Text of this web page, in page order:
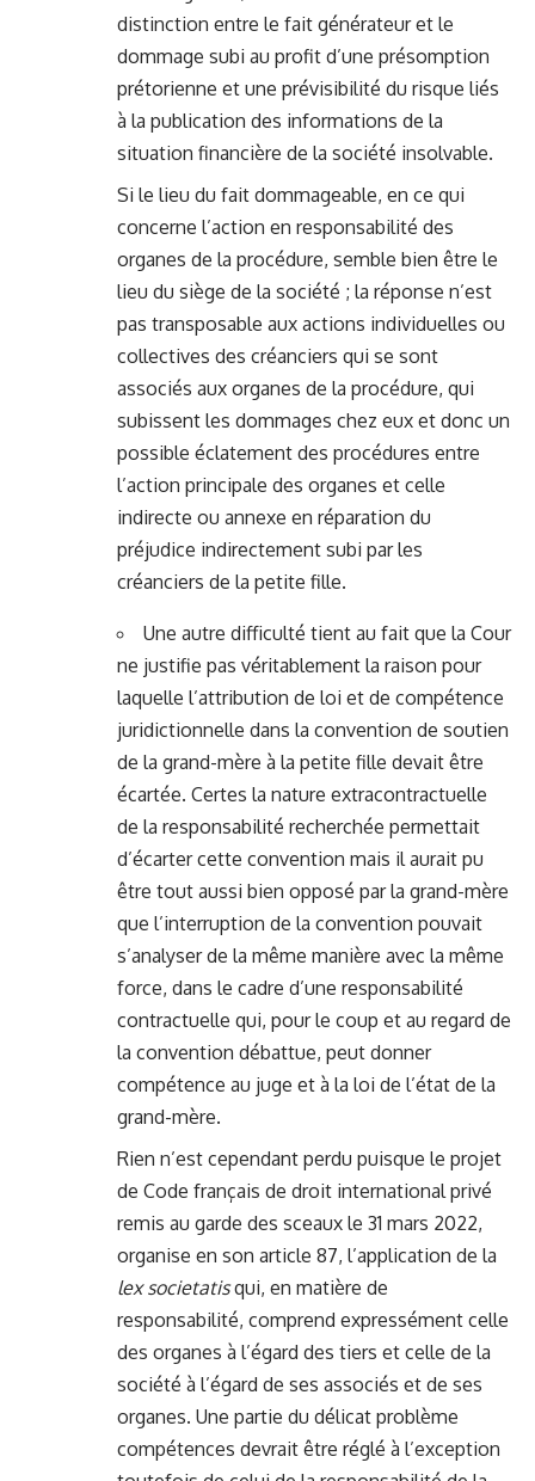
distinction entre le fait générateur et le
dommage subi au profit d’une présomption
prétorienne et une prévisibilité du risque liés
à la publication des informations de la
situation financière de la société insolvable.
Si le lieu du fait dommageable, en ce qui
concerne l’action en responsabilité des
organes de la procédure, semble bien être le
lieu du siège de la société ; la réponse n’est
pas transposable aux actions individuelles ou
collectives des créanciers qui se sont
associés aux organes de la procédure, qui
subissent les dommages chez eux et donc un
possible éclatement des procédures entre
l’action principale des organes et celle
indirecte ou annexe en réparation du
préjudice indirectement subi par les
créanciers de la petite fille.
Une autre difficulté tient au fait que la Cour
ne justifie pas véritablement la raison pour
laquelle l’attribution de loi et de compétence
juridictionnelle dans la convention de soutien
de la grand-mère à la petite fille devait être
écartée. Certes la nature extracontractuelle
de la responsabilité recherchée permettait
d’écarter cette convention mais il aurait pu
être tout aussi bien opposé par la grand-mère
que l’interruption de la convention pouvait
s’analyser de la même manière avec la même
force, dans le cadre d’une responsabilité
contractuelle qui, pour le coup et au regard de
la convention débattue, peut donner
compétence au juge et à la loi de l’état de la
grand-mère.
Rien n’est cependant perdu puisque le projet
de Code français de droit international privé
remis au garde des sceaux le 31 mars 2022,
organise en son article 87, l’application de la
lex societatisqui, en matière de
responsabilité, comprend expressément celle
des organes à l’égard des tiers et celle de la
société à l’égard de ses associés et de ses
organes. Une partie du délicat problème
compétences devrait être réglé à l’exception